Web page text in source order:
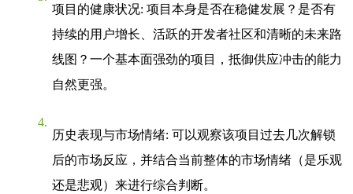
项目的健康状况: 项目本身是否在稳健发展？是否有
持续的用户增长、活跃的开发者社区和清晰的未来路
线图？一个基本面强劲的项目，抵御供应冲击的能力
自然更强。
历史表现与市场情绪: 可以观察该项目过去几次解锁
后的市场反应，并结合当前整体的市场情绪（是乐观
还是悲观）来进行综合判断。